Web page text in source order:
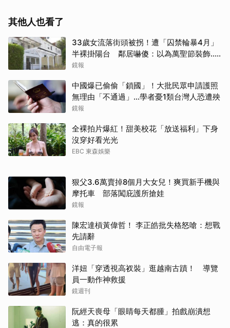
其他人也看了
33歲女流落街頭被拐！遭「囚禁輪暴4月」
半裸掛陽台 鄰居嚇傻：以為萬聖節裝飾...
主謀竟與妻小同住
鏡報
中國爆已偷偷「鎖國」！大批民眾申請護照
無理由「不通過」...學者憂1類台灣人恐遭殃
鏡報
全裸拍片爆紅！甜美校花「放送福利」下身
沒穿好看光光
EBC 東森娛樂
狠父3.6萬賣掉8個月大女兒！爽買新手機與
摩托車 部落闖庇護所搶娃
鏡報
陳宏達槓黃偉哲！ 李正皓批失格怒嗆：想戰
先請辭
自由電子報
洋妞「穿透視高衩裝」逛越南古蹟！ 導覽
員一動作神救援
鏡週刊
阮經天喪母「眼睛每天都腫」拍戲崩潰想
逃：真的很累